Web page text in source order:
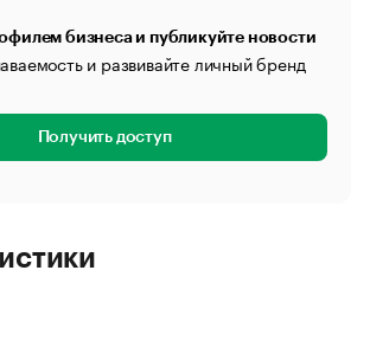
бизнеса и публикуйте новости
и развивайте личный бренд
Получить доступ